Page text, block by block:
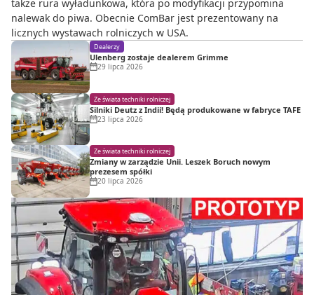
także rura wyładunkowa, która po modyfikacji przypomina
nalewak do piwa. Obecnie ComBar jest prezentowany na
licznych wystawach rolniczych w USA.
Dealerzy
Ulenberg zostaje dealerem Grimme
29 lipca 2026
Ze świata techniki rolniczej
Silniki Deutz z Indii! Będą produkowane w fabryce TAFE
23 lipca 2026
Ze świata techniki rolniczej
Zmiany w zarządzie Unii. Leszek Boruch nowym
prezesem spółki
20 lipca 2026